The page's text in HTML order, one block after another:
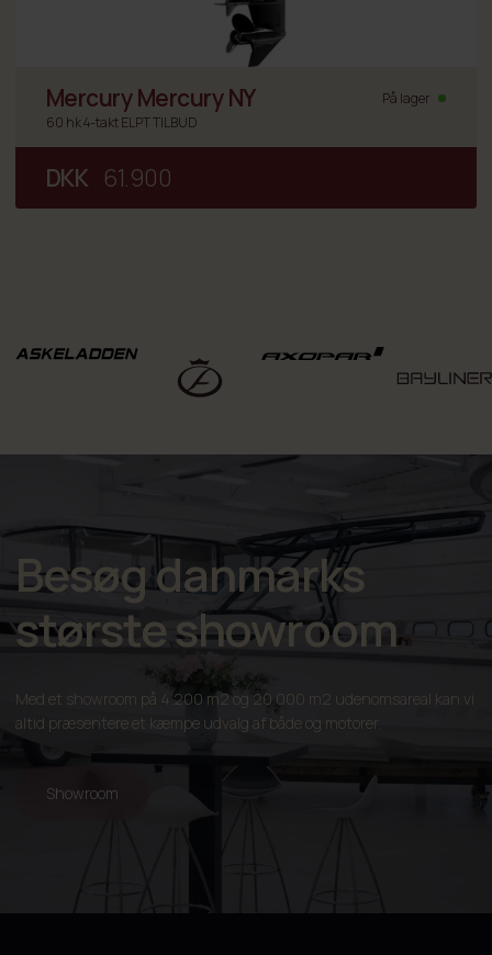
Mercury Mercury NY
På lager
60 hk 4-takt ELPT TILBUD
DKK 61.900
Besøg danmarks
største showroom
Med et showroom på 4.200 m2 og 20.000 m2 udenomsareal kan vi
altid præsentere et kæmpe udvalg af både og motorer.
Showroom